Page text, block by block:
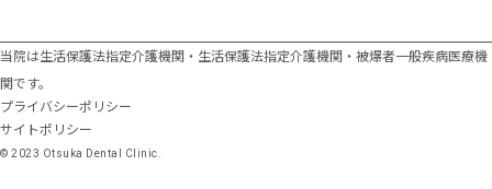
当院は生活保護法指定介護機関・生活保護法指定介護機関・被爆者一般疾病医療機
関です。
プライバシーポリシー
サイトポリシー
© 2023 Otsuka Dental Clinic.